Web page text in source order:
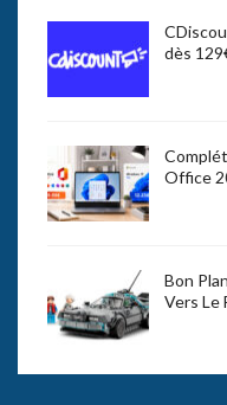
dès
Office
Bon
Vers Le